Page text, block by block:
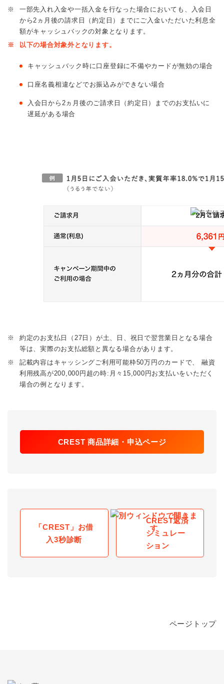
※
一部先入れ入金や一括入金を行なった場合においても、入会日
から2ヵ月後の請求日（約定日）までにご入金いただいた利息全
額がキャッシュバックの対象となります。
※
以下の場合対象外となります。
キャッシュバック時に口座登録に不備やカードが無効の場合
口座名義相違などでお振込みができない場合
入会日から2ヵ月後のご請求日（約定日）までのお支払いに
遅延がある場合
※
約定のお支払日（27日）が土、日、祝日で翌営業日となる場合
等は、実際のお支払総額と異なる場合があります。
※
記載内容はキャッシングご利用可能枠50万円のカードで、 融資
利用残高が200,000円超の時:月々15,000円お支払いをいただく
場合の例となります。
CREST 商品詳細・申込ページ
「CREST」お借
入3秒診断
CREST返済
シミュレー
ション
ページトップ